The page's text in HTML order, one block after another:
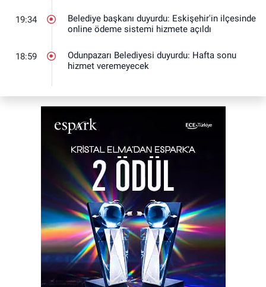
19:34
Belediye başkanı duyurdu: Eskişehir'in ilçesinde
online ödeme sistemi hizmete açıldı
18:59
Odunpazarı Belediyesi duyurdu: Hafta sonu
hizmet veremeyecek